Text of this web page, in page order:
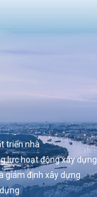
triển nhà
lực hoạt động xây dựng
giám định xây dựng